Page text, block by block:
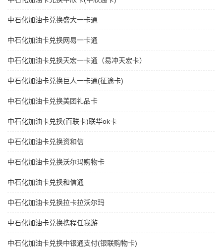
中石化加油卡兑换盛大一卡通
中石化加油卡兑换网易一卡通
中石化加油卡兑换天宏一卡通（易冲天宏卡）
中石化加油卡兑换巨人一卡通(征途卡)
中石化加油卡兑换美团礼品卡
中石化加油卡兑换(百联卡)联华ok卡
中石化加油卡兑换资和信
中石化加油卡兑换沃尔玛购物卡
中石化加油卡兑换和信通
中石化加油卡兑换拉卡拉沃尔玛
中石化加油卡兑换携程任我游
中石化加油卡兑换中银通支付(银联购物卡)